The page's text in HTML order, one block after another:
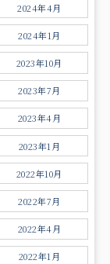
2024年4月
2024年1月
2023年10月
2023年7月
2023年4月
2023年1月
2022年10月
2022年7月
2022年4月
2022年1月